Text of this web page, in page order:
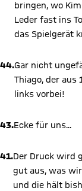
bringen, wo
Leder fast ins
das Spielgerät
44.Gar nicht
Thiago, der
links vorbei!
43.Ecke für uns...
41.Der Druck wird
gut aus, was
und die hält